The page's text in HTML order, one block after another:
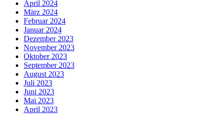
April 2024
März 2024
Februar 2024
Januar 2024
Dezember 2023
November 2023
Oktober 2023
September 2023
August 2023
Juli 2023
Juni 2023
Mai 2023
April 2023